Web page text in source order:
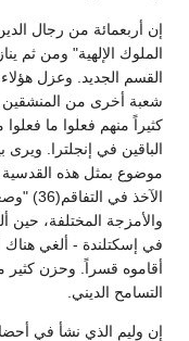
إن أربعمائة من رجال
الملوك الإلهية" ومن ثم
القسم الجديد. وعزل
شعبة أخرى من المنشقين
الباقين في إنجلترا.
موضوع بمثل هذه القدسية
الآخذ
والأمزجة المختلفة، حين
في إسكتلندة - ألغي هناك
أقاموه قسراً. وحزن كثير
التسامح الديني.
إن وليم الذي نشأ في